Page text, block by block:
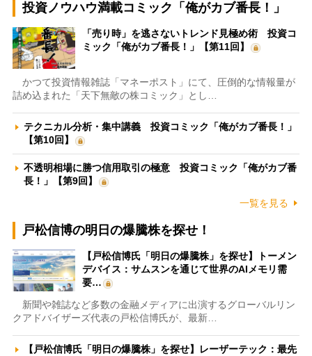
投資ノウハウ満載コミック「俺がカブ番長！」
「売り時」を逃さないトレンド見極め術 投資コ
ミック「俺がカブ番長！」【第11回】
かつて投資情報雑誌「マネーポスト」にて、圧倒的な情報量が
詰め込まれた「天下無敵の株コミック」とし…
テクニカル分析・集中講義 投資コミック「俺がカブ番長！」
【第10回】
不透明相場に勝つ信用取引の極意 投資コミック「俺がカブ番
長！」【第9回】
一覧を見る
戸松信博の明日の爆騰株を探せ！
【戸松信博氏「明日の爆騰株」を探せ】トーメン
デバイス：サムスンを通じて世界のAIメモリ需
要…
新聞や雑誌など多数の金融メディアに出演するグローバルリン
クアドバイザーズ代表の戸松信博氏が、最新…
【戸松信博氏「明日の爆騰株」を探せ】レーザーテック：最先